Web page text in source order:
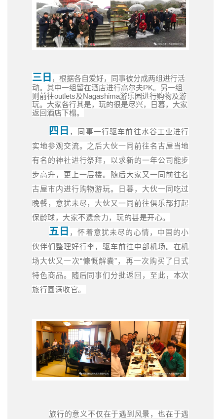
三日 ，根据各自爱好，同事被分成两组进行活
动。其中一组留在酒店进行高尔夫PK。另一组
则前往outlets及Nagashima游乐园进行购物及游
玩。大家各行其是，玩的很是尽兴，日暮，大家
返回酒店下榻。
四日 ，同事一行驱车前往水谷工业进行
实地参观交流。之后大伙一同前往名古屋当地
有名的神社进行祭拜，以求新的一年公司能步
步高升，更上一层楼。随后大家又一同前往名
古屋市内进行购物游玩。日暮，大伙一同吃过
晚餐，意犹未尽，大伙又一同前往俱乐部打起
保龄球，大家不遗余力，玩的甚是开心。
五日 ，怀着意犹未尽的心情，中国的小
伙伴们整理好行李，驱车前往中部机场。在机
场大伙又一次“慷慨解囊”，再一次购买了日式
特色商品。随后同事们分批返回，至此，本次
旅行圆满收官。
旅行的意义不仅在于遇到风景，也在于遇